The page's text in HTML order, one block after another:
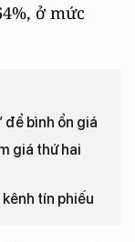
ở mức
để bình ổn giá
giá thứ hai
tín phiếu